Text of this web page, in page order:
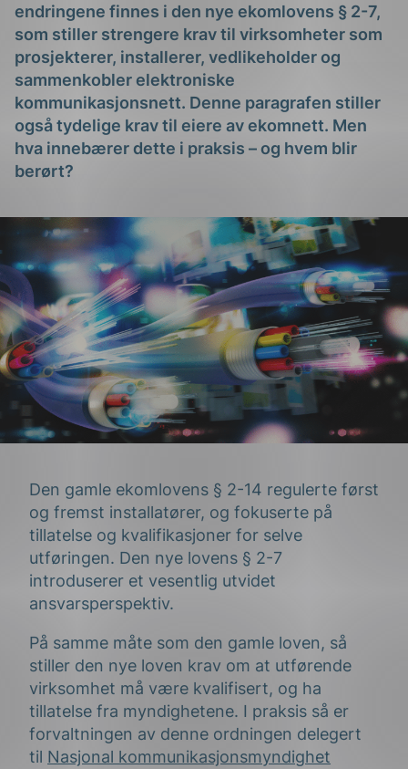
endringene finnes i den nye ekomlovens § 2-7,
som stiller strengere krav til virksomheter som
prosjekterer, installerer, vedlikeholder og
sammenkobler elektroniske
kommunikasjonsnett. Denne paragrafen stiller
ogsåtydelige krav til eiere avekomnett. Men
hva innebærer dette i praksis – og hvem blir
berørt?
Den gamle ekomlovens § 2-14 regulerte først
og fremst installatører, og fokuserte på
tillatelse og kvalifikasjoner for selve
utføringen. Den nye lovens § 2-7
introduserer et vesentlig utvidet
ansvarsperspektiv.
På samme måte som den gamle loven, så
stiller den nye loven krav om at utførende
virksomhet må være kvalifisert, og ha
tillatelse fra myndighetene. I praksis så er
forvaltningen av denne ordningen delegert
til Nasjonal kommunikasjonsmyndighet